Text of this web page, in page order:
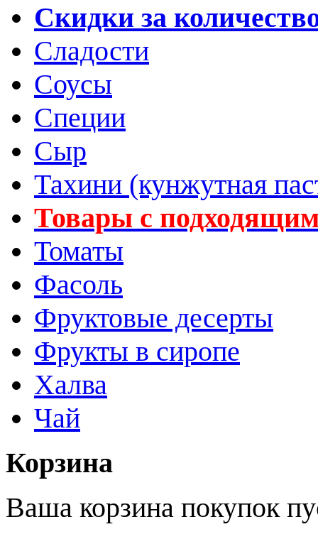
Скидки за
Сладости
Соусы
Специи
Сыр
Тахини (кунжутная
Товары с
Томаты
Фасоль
Фруктовые десерты
Фрукты в сиропе
Халва
Чай
Корзина
Ваша корзина покупок